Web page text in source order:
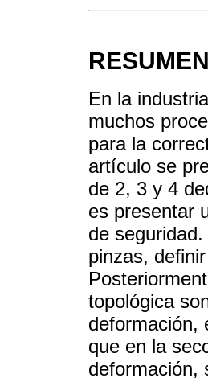
RESUMEN
En la
muchos
para la
artículo se
de 2, 3 y 4
es presentar
de
pinzas,
topológica
deformación,
que en la
deformación,